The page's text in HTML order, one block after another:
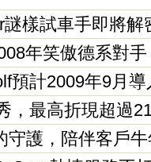
謎樣試車手即將
年笑傲德系對手
預計2009年9月
，最高折現超過
守護，陪伴客戶